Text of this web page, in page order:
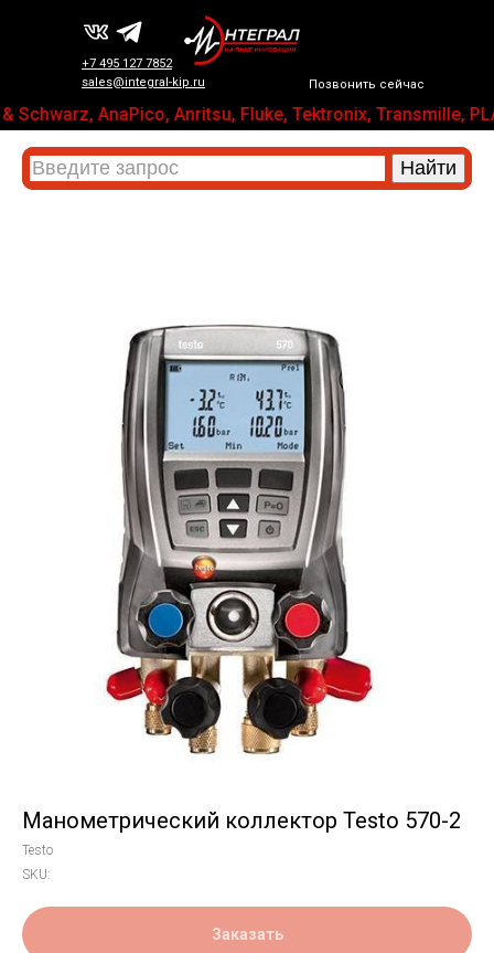
Позвонить сейчас
+7 495 127 7852
sales@integral-kip.ru
AnaPico, Anritsu, Fluke, Tektronix, Transmille,
Манометрический коллектор Testo 570-2
Testo
SKU:
Заказать